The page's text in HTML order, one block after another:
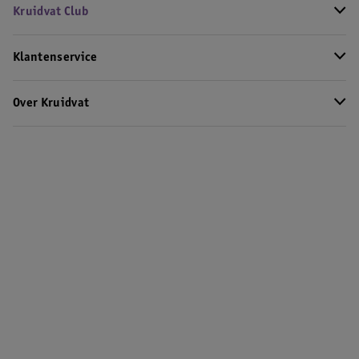
Kruidvat Club
Klantenservice
Over Kruidvat